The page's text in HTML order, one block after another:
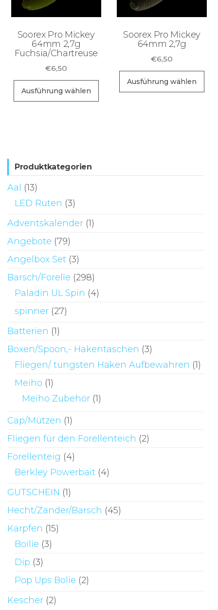
Produktseite
Soorex Pro Mickey
64mm 2,7g
Fuchsia/Chartreuse
€6,50
Ausführung wählen
Dieses
Soorex Pro Mickey
64mm 2,7g
€6,50
Ausführung wählen
Produktkategorien
Aal
(13)
LED Ruten (3)
Adventskalender (1)
Angebote (79)
Angelbox Set (3)
Barsch/Forelle (298)
Paladin UL Spin (4)
spinner (27)
Batterien (1)
Boxen/Spoon,- Hakentaschen (3)
Fliegen/ tungsten Haken Aufbewahren (1)
Meiho (1)
Meiho Zubehör (1)
Cap/Mützen (1)
Fliegen für den Forellenteich (2)
Forellenteig (4)
Berkley Powerbait (4)
GUTSCHEIN (1)
Hecht/Zander/Barsch (45)
Karpfen (15)
Boilie (3)
Dip (3)
Pop Ups Bolie (2)
Kescher (2)